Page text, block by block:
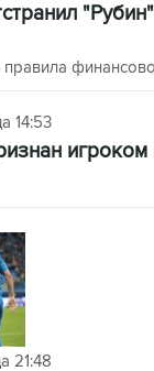
14:53
21:48